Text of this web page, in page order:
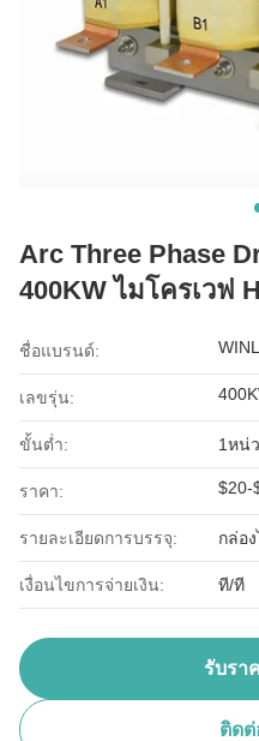
Arc Three Phase
400KW ไมโครเวฟ
ชื่อแบรนด์:
เลขรุ่น:
ขั้นต่ำ: 1หน่
ราคา: $20-
รายละเอียดการบรรจุ: กล่อ
เงื่อนไขการจ่ายเงิน: ที/ที
รับรา
ติด